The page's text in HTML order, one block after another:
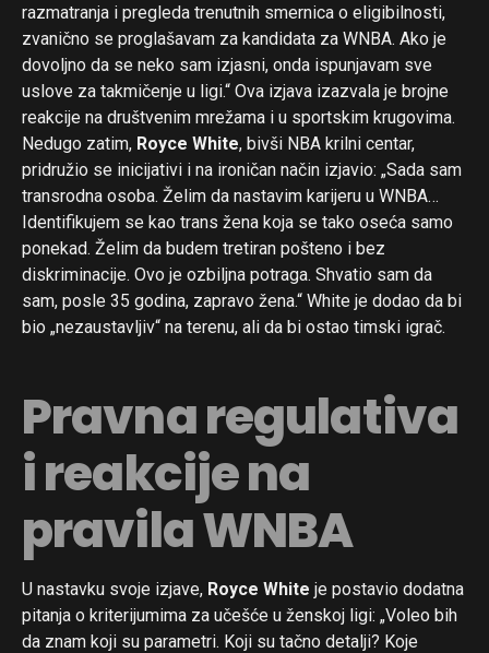
razmatranja i pregleda trenutnih smernica o eligibilnosti,
zvanično se proglašavam za kandidata za WNBA. Ako je
dovoljno da se neko sam izjasni, onda ispunjavam sve
uslove za takmičenje u ligi.“ Ova izjava izazvala je brojne
reakcije na društvenim mrežama i u sportskim krugovima.
Nedugo zatim, Royce White, bivši NBA krilni centar,
pridružio se inicijativi i na ironičan način izjavio: „Sada sam
transrodna osoba. Želim da nastavim karijeru u WNBA…
Identifikujem se kao trans žena koja se tako oseća samo
ponekad. Želim da budem tretiran pošteno i bez
diskriminacije. Ovo je ozbiljna potraga. Shvatio sam da
sam, posle 35 godina, zapravo žena.“ White je dodao da bi
bio „nezaustavljiv“ na terenu, ali da bi ostao timski igrač.
Pravna regulativa
i reakcije na
pravila WNBA
U nastavku svoje izjave, Royce White je postavio dodatna
pitanja o kriterijumima za učešće u ženskoj ligi: „Voleo bih
da znam koji su parametri. Koji su tačno detalji? Koje